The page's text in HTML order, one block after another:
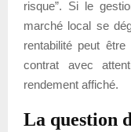
risque”. Si le
marché local se
rentabilité peut
contrat avec
rendement affiché.
La question